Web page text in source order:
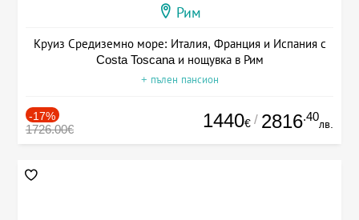
Рим
Круиз Средиземно море: Италия, Франция и Испания с
Costa Toscana и нощувка в Рим
+ пълен пансион
-17%
1726.00€ 1440€ / 2816.40
лв.